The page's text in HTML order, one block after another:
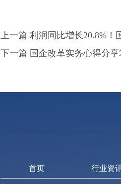
上一篇 利润同比增长20.8%！
下一篇 国企改革实务心得分
首页 行业资